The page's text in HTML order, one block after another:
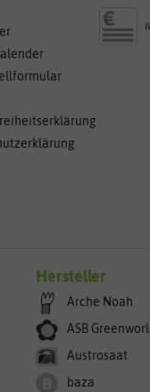
Hersteller
Arche Noah
ASB
Austrosaat
baza